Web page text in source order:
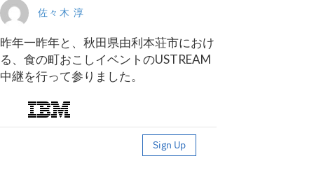
佐々木 淳
昨年一昨年と、秋田県由利本荘市におけ
る、食の町おこしイベントのUSTREAM
中継を行って参りました。